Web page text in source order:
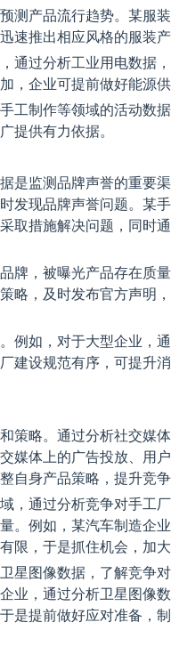
测产品流行趋势。某服
推出相应风格的服装产
通过分析工业用电数据
企业可提前做好能源供
工制作等领域的活动数
提供有力依据。
是监测品牌声誉的重要
发现品牌声誉问题。某
取措施解决问题，同时
牌，被曝光产品存在质
略，及时发布官方声明
例如，对于大型企业，
建设规范有序，可提升
策略。通过分析社交媒
媒体上的广告投放、用
自身产品策略，提升竞争
，通过分析竞争对手工
。例如，某汽车制造企
，于是抓住机会，加大
图像数据，了解竞争对
业，通过分析卫星图像
提前做好应对准备，制